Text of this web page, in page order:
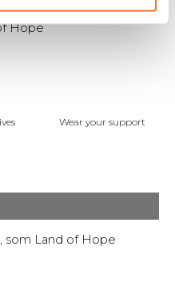
Hope
Wear your support
som Land of Hope